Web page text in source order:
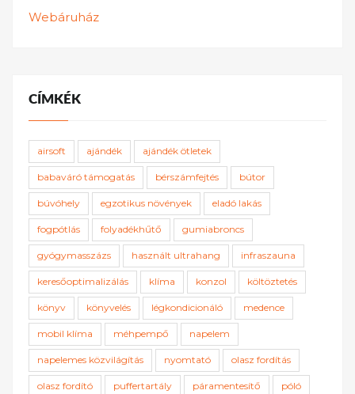
Webáruház
CÍMKÉK
airsoft ajándék ajándék ötletek
babaváró támogatás bérszámfejtés bútor
búvóhely egzotikus növények eladó lakás
fogpótlás folyadékhűtő gumiabroncs
gyógymasszázs használt ultrahang infraszauna
keresőoptimalizálás klíma konzol költöztetés
könyv könyvelés légkondicionáló medence
mobil klíma méhpempő napelem
napelemes közvilágítás nyomtató olasz fordítás
olasz fordító puffertartály páramentesítő póló